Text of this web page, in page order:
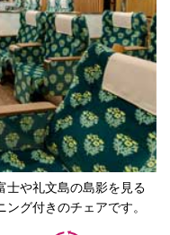
士や礼文島の島影を見る
グ付きのチェアです。